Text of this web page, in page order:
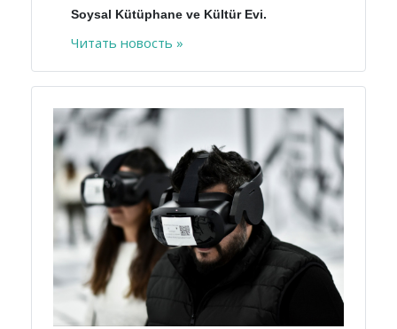
Soysal Kütüphane ve Kültür Evi.
Читать новость »